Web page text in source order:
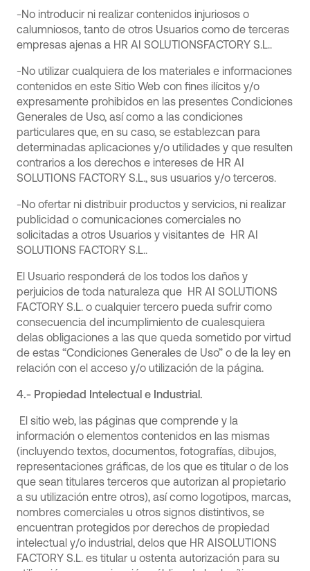
-No introducir ni realizar contenidos injuriosos o
calumniosos, tanto de otros Usuarios como de terceras
empresas ajenas a HR AI SOLUTIONSFACTORY S.L..
-No utilizar cualquiera de los materiales e informaciones
contenidos en este Sitio Web con fines ilícitos y/o
expresamente prohibidos en las presentes Condiciones
Generales de Uso, así como a las condiciones
particulares que, en su caso, se establezcan para
determinadas aplicaciones y/o utilidades y que resulten
contrarios a los derechos e intereses de HR AI
SOLUTIONS FACTORY S.L., sus usuarios y/o terceros.
-No ofertar ni distribuir productos y servicios, ni realizar
publicidad o comunicaciones comerciales no
solicitadas a otros Usuarios y visitantes de HR AI
SOLUTIONS FACTORY S.L..
El Usuario responderá de los todos los daños y
perjuicios de toda naturaleza que HR AI SOLUTIONS
FACTORY S.L. o cualquier tercero pueda sufrir como
consecuencia del incumplimiento de cualesquiera
delas obligaciones a las que queda sometido por virtud
de estas “Condiciones Generales de Uso” o de la ley en
relación con el acceso y/o utilización de la página.
4.- Propiedad Intelectual e Industrial.
El sitio web, las páginas que comprende y la
información o elementos contenidos en las mismas
(incluyendo textos, documentos, fotografías, dibujos,
representaciones gráficas, de los que es titular o de los
que sean titulares terceros que autorizan al propietario
a su utilización entre otros), así como logotipos, marcas,
nombres comerciales u otros signos distintivos, se
encuentran protegidos por derechos de propiedad
intelectual y/o industrial, delos que HR AISOLUTIONS
FACTORY S.L. es titular u ostenta autorización para su